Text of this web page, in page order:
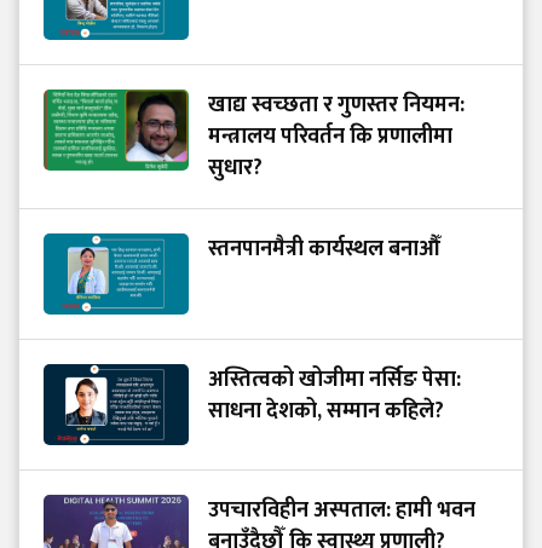
खाद्य स्वच्छता र गुणस्तर नियमन:
मन्त्रालय परिवर्तन कि प्रणालीमा
सुधार?
स्तनपानमैत्री कार्यस्थल बनाऔँ
अस्तित्वको खोजीमा नर्सिङ पेसा:
साधना देशको, सम्मान कहिले?
उपचारविहीन अस्पताल: हामी भवन